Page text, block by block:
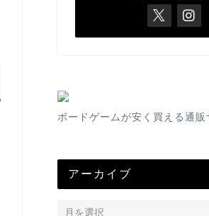
ボードゲームが安く買える通販
アーカイブ